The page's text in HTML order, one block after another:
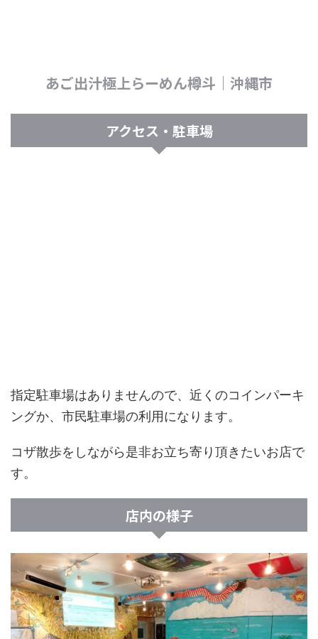
あご出汁極上らーめん樽斗｜沖縄市
アクセス・駐車場
指定駐車場はありませんので、近くのコインパーキ
ングか、市民駐車場の利用になります。
コザ散歩をしながら是非お立ち寄り頂きたいお店で
す。
店内の様子